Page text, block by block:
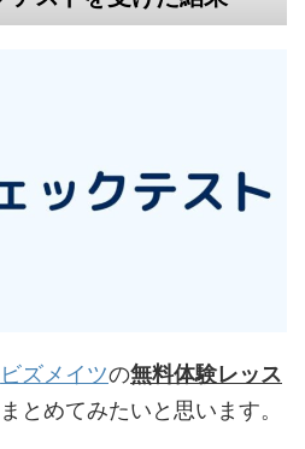
ビズメイツの無料体験レッス
とめてみたいと思います。